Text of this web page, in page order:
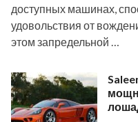
доступных машинах,
удовольствия от
этом запредельной …